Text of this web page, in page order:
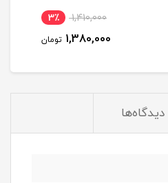
1,410,000 3٪
1,380,000 تومان
دیدگاه‌ها